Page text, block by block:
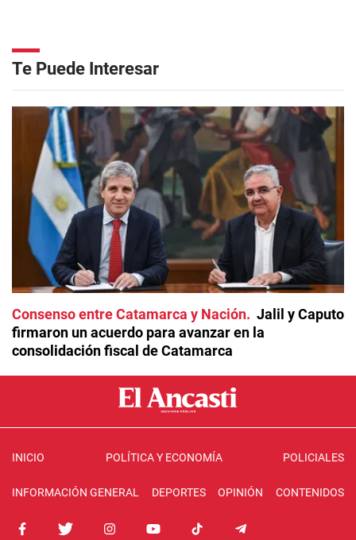
Te Puede Interesar
Consenso entre Catamarca y Nación
Jalil y Caputo
firmaron un acuerdo para avanzar en la
consolidación fiscal de Catamarca
INICIO POLÍTICA Y ECONOMÍA POLICIALES
INFORMACIÓN GENERAL DEPORTES OPINIÓN CONTENIDOS